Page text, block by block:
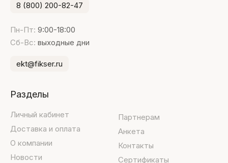
8 (800) 200-82-47
Пн-Пт: 9:00-18:00
Сб-Вс: выходные дни
ekt@fikser.ru
Разделы
Личный кабинет
Доставка и оплата
О компании
Новости
Партнерам
Анкета
Контакты
Сертификаты